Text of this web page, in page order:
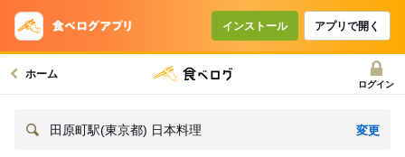
インストール アプリで開く
ホーム
ログイン
田原町駅(東京都) 日本料理 変更